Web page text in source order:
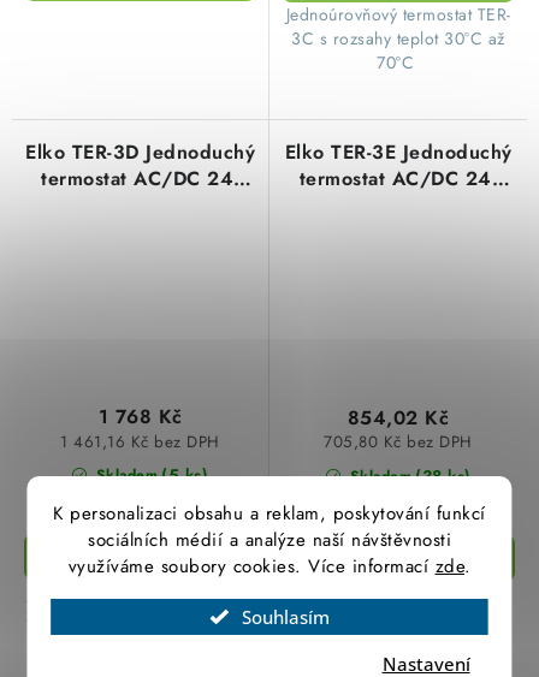
K personalizaci obsahu a reklam, poskytování funkcí
sociálních médií a analýze naší návštěvnosti
využíváme soubory cookies. Více informací zde.
Souhlasím
Nastavení
Jednoúrovňový termostat TER-
3C s rozsahy teplot 30°C až
70°C
Elko TER-3D Jednoduchý
termostat AC/DC 24-
Skladem(5 ks)
1 461,16 Kč bez DPH
1 768 Kč
3D s rozsahy teplot 0 až 60°C
Elko EP
Elko TER-3E Jednoduchý
termostat AC/DC 24-
Skladem(38 ks)
705,80 Kč bez DPH
854,02 Kč
Jednoúrovňový termostat TER-
3E s rozsahy 0 až 60°C Elko
EP